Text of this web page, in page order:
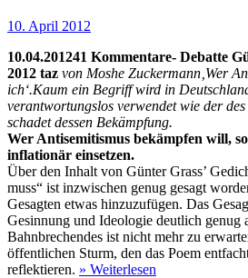
10. April 2012
10.04.201241 Kommentare- Debatte
2012 taz von Moshe Zuckermann‚Wer
ich‘.Kaum ein Begriff wird in
verantwortungslos verwendet wie der
schadet dessen Bekämpfung.
Wer Antisemitismus bekämpfen will,
inflationär einsetzen.
Über den Inhalt von Günter Grass’
muss“ ist inzwischen genug gesagt
Gesagten etwas hinzuzufügen. Das
Gesinnung und Ideologie deutlich genug
Bahnbrechendes ist nicht mehr zu
öffentlichen Sturm, den das Poem
reflektieren. » Weiterlesen